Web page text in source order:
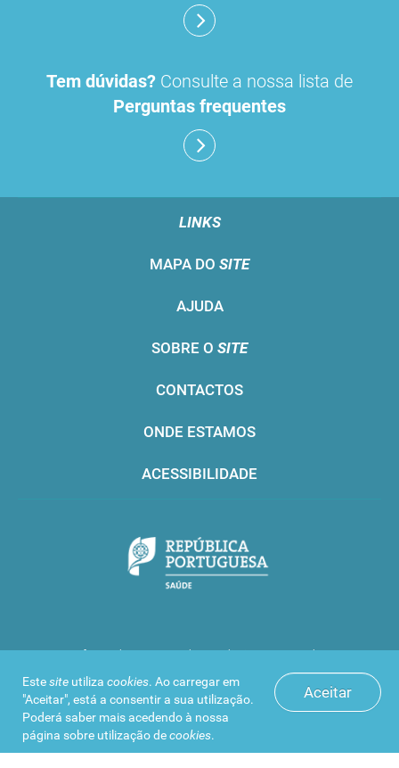
Aceitar
Estesite utiliza cookies. Ao carregar em
"Aceitar", está a consentir a sua utilização.
Poderá saber mais acedendo à nossa
página sobre utilização decookies.
Tem dúvidas? Consulte a nossa lista de
Perguntas frequentes
LINKS
MAPA DO SITE
AJUDA
SOBRE O SITE
CONTACTOS
ONDE ESTAMOS
ACESSIBILIDADE
Infarmed © 2016. Todos os direitos reservados